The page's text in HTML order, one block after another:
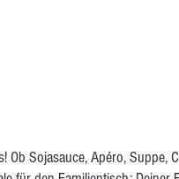
Sojasauce, Apéro, Suppe,